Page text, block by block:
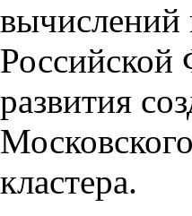
вычислений
развития
кластера.